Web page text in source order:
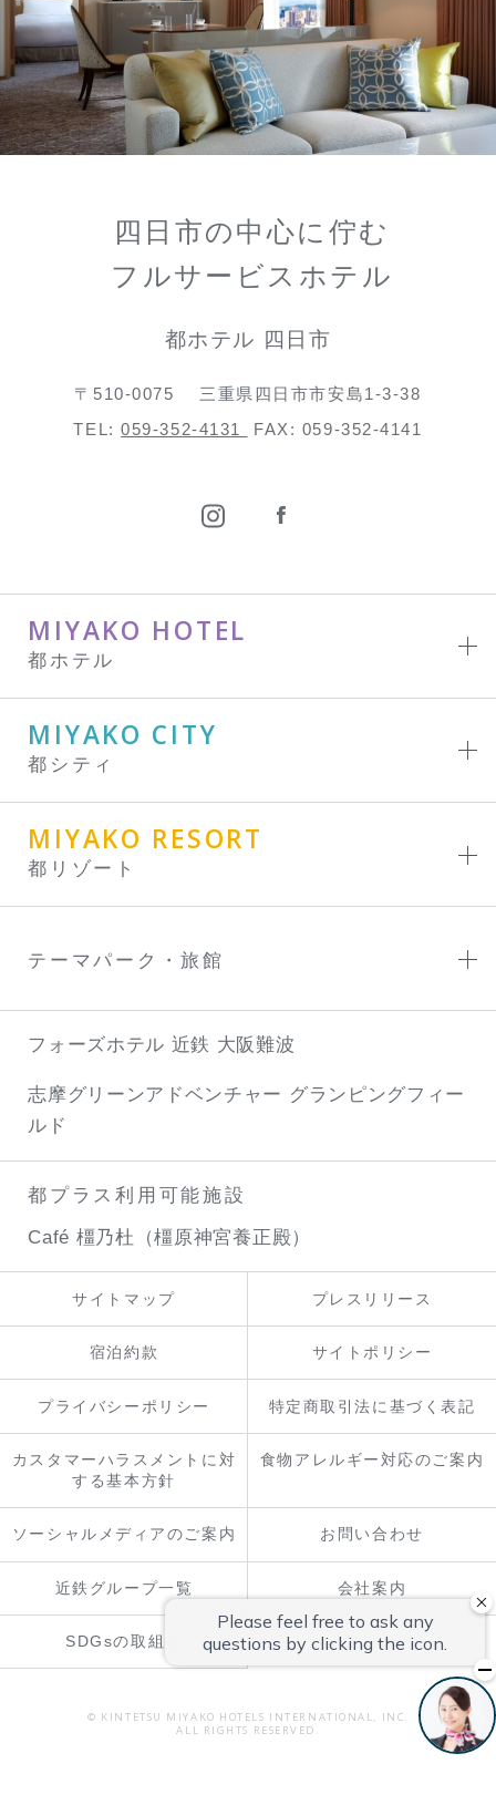
四日市の中心に佇む
フルサービスホテル
都ホテル 四日市
〒510-0075
三重県四日市市安島1-3-38
TEL:059-352-4131 FAX: 059-352-4141
MIYAKO HOTEL
都ホテル
MIYAKO CITY
都シティ
MIYAKO RESORT
都リゾート
テーマパーク・旅館
フォーズホテル 近鉄 大阪難波
志摩グリーンアドベンチャー グランピングフィー
ルド
都プラス利用可能施設
Café 橿乃杜（橿原神宮養正殿）
サイトマップ プレスリリース
宿泊約款 サイトポリシー
プライバシーポリシー 特定商取引法に基づく表記
カスタマーハラスメントに対
する基本方針
食物アレルギー対応のご案内
ソーシャルメディアのご案内 お問い合わせ
近鉄グループ一覧 会社案内
SDGsの取組み
© KINTETSU MIYAKO HOTELS INTERNATIONAL, INC.
ALL RIGHTS RESERVED.